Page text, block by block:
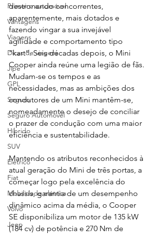
Primeiro automóvel
Vantagens
Viagens
Dicas de viagens
Jipe
GPL
Seguro
Seguro Automóvel
Híbrido
SUV
Elétrico
Fiat
Mobilidade elétrica
Volvo
Jeep
destronando concorrentes,
aparentemente, mais dotados e
fazendo vingar a sua invejável
agilidade e comportamento tipo
“kart”. Seis décadas depois, o Mini
Cooper ainda reúne uma legião de fãs.
Mudam-se os tempos e as
necessidades, mas as ambições dos
condutores de um Mini mantêm-se,
nomeadamente o desejo de conciliar
o prazer de condução com uma maior
eficiência e sustentabilidade.
Mantendo os atributos reconhecidos à
atual geração do Mini de três portas, a
começar logo pela excelência do
chassis, garantia de um desempenho
dinâmico acima da média, o Cooper
SE disponibiliza um motor de 135 kW
(184 cv) de potência e 270 Nm de